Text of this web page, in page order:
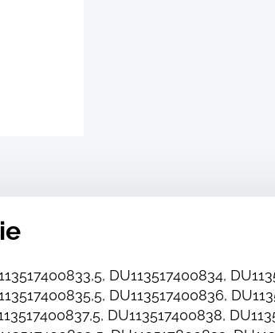
DU113517400834,
DU113517400836,
DU113517400838,